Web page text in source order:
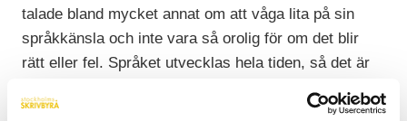
talade bland mycket annat om att våga lita på sin
språkkänsla och inte vara så orolig för om det blir
rätt eller fel. Språket utvecklas hela tiden, så det är